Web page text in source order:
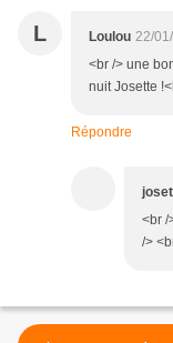
L Loulou 22/
<br /> une
nuit Josette
Répondre
<br /
/>